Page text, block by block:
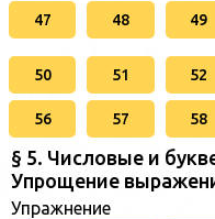
47 48 49
50 51 52
56 57 58
§ 5. Числовые и
Упрощение
Упражнение